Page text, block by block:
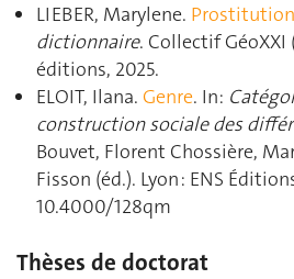
LIEBER, Marylene. Prostitution
dictionnaire. Collectif GéoXXI
éditions, 2025.
ELOIT, Ilana. Genre. In:
construction sociale des
Bouvet, Florent Chossière,
Fisson (éd.). Lyon : ENS
10.4000/128qm
Thèses de doctorat